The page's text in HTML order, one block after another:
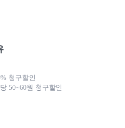
청구할인
50~60원 청구할인